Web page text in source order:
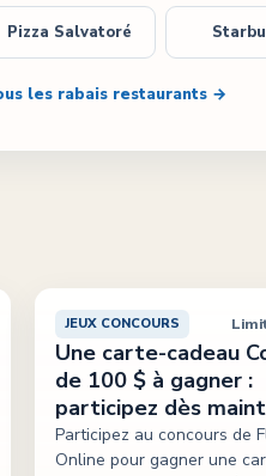
Pizza Salvatoré
les rabais restaurants →
JEUX CONCOURS
Une carte-cadeau
de 100 $ à gagner :
participez dès
Participez au concours de
Online pour gagner une